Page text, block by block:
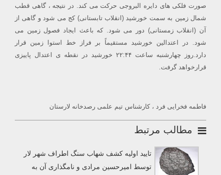
صورت فلکی های دایره البروجی حرکت می کند. در نتیجه ، گاهی قطب
شمال زمین به سمت خورشید (انقلاب تابستانی) کج می شود و گاهی از
آن (انقلاب زمستانی) دور می شود. که باعث ایجاد فصول زمین می
شود. در اعتدالین خورشید مستقیماً بر فراز خط استوا زمین قرار
دارد.روز چهارشنبه ساعت ۲۲:۴۴ خورشید در نقطه ی اعتدال پاییزی
قرارخواهد گرفت.
فاطمه فخرایی فرد ، کارشناس تیم علمی رصدخانه لارستان
مطالب مرتبط
تایید اولیه کشف شهاب سنگ اطراف شهر لار
توسط امیرحسین مرادی و نامگذاری آن به